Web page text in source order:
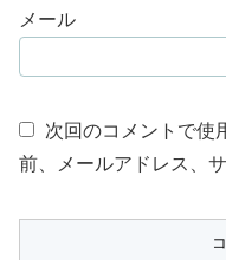
メール
次回のコメントで使
前、メールアドレス、